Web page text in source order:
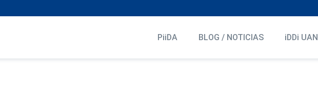
PiiDA BLOG / NOTICIAS iDDi UAN